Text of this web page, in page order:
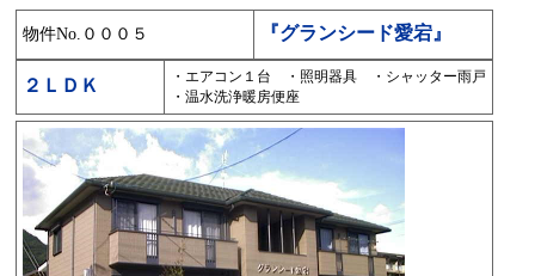
物件No.０００５ 『グランシード愛宕』
２ＬＤＫ
・エアコン１台 ・照明器具 ・シャッター雨戸
・温水洗浄暖房便座